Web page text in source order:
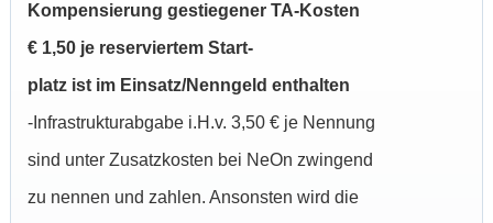
Kompensierung gestiegener TA-Kosten
€ 1,50 je reserviertem Start-
platz ist im Einsatz/Nenngeld enthalten
-Infrastrukturabgabe i.H.v. 3,50 € je Nennung
sind unter Zusatzkosten bei NeOn zwingend
zu nennen und zahlen. Ansonsten wird die